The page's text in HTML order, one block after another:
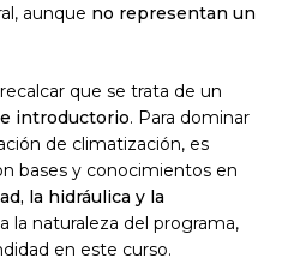
aunque no representan un
que se trata de un
introductorio. Para dominar
de climatización, es
bases y conocimientos en
la hidráulica y la
la naturaleza del programa,
en este curso.